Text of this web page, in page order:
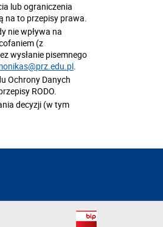
lub ograniczenia
na to przepisy prawa.
nie wpływa na
(z
wysłanie pisemnego
.
Ochrony Danych
RODO.
decyzji (w tym